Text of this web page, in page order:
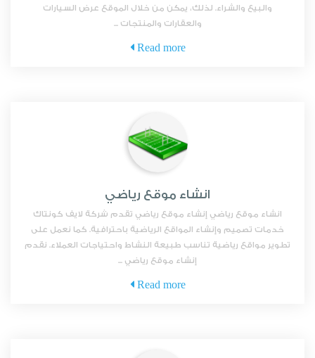
والبيع والشراء. لذلك، يمكن من خلال الموقع عرض السيارات
والعقارات والمنتجات ...
Read more
انشاء موقع رياضي
انشاء موقع رياضي إنشاء موقع رياضي تقدم شركة لايف كونتاك
خدمات تصميم وإنشاء المواقع الرياضية باحترافية. كما نعمل على
تطوير مواقع رياضية تناسب طبيعة النشاط واحتياجات العملاء. نقدم
إنشاء موقع رياضي ...
Read more